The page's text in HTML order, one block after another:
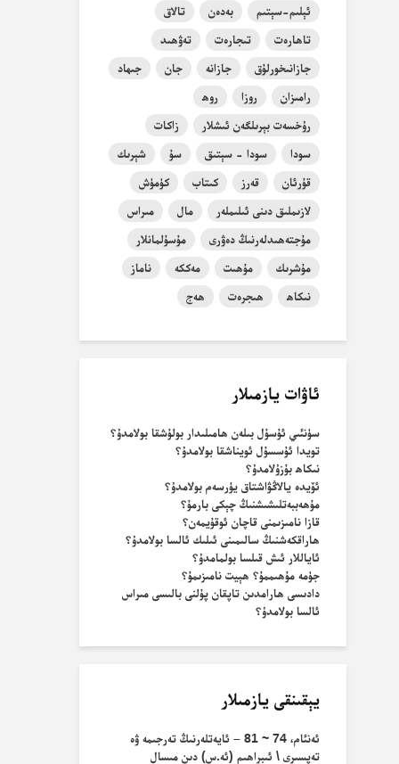
ئېلىم-سېتىم
بەدەن
تالاق
تاھارەت
تىجارەت
تەۋھىد
جازانىخورلۇق
جازانە جان
جىھاد
رامىزان
روزا
روھ
رۇخسەت بېرىلگەن ئىشلار
زاكات
سودا
سودا - سېتىق سۇ
شېرىك
قۇرئان
قەرز كىتاب
كۈمۈش
لازىملىق دىنى ئىلىملەر
مال
مىراس
مۇجتەھىدلەرنىڭ دەۋرى
مۇسۇلمانلار
مۇشرىك
مۇھىت مەككە
ناماز
نىكاھ
ھىجرەت ھەج
ئاۋات يازمىلار
سۈنئىي ئۇسۇل بىلەن ھامىلىدار بولۇشقا بولامدۇ؟
تويدا ئۇسسۇل ئويناشقا بولامدۇ؟
نىكاھ بۇزۇلامدۇ؟
ئۆيدە يالاڭۋاشتاق يۈرسەم بولامدۇ؟
مۇھەببەتلىشىشنىڭ چېكى بارمۇ؟
قازا نامىزىمنى قاچان ئوقۇيمەن؟
ھاراقكەشنىڭ سالىمىنى ئىلىك ئالسا بولامدۇ؟
ئاياللار ئىش قىلسا بولمامدۇ؟
جۈمە مۇھىممۇ؟ ھېيت نامىزىمۇ؟
دادىسى ھارامدىن تاپقان پۇلنى بالىسى مىراس
ئالسا بولامدۇ؟
يېقىنقى يازمىلار
ئەنئام، 74 ~ 81 – ئايەتلەرنىڭ تەرجىمە ۋە
تەپسىرى \ ئىبراھىم (ئە.س) دىن مىسال